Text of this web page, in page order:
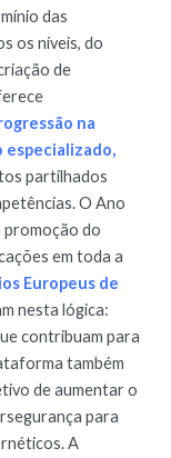
das
os níveis, do
de
na
especializado,
partilhados
O Ano
promoção do
em toda a
Europeus de
nesta lógica:
contribuam para
também
de aumentar o
para
A